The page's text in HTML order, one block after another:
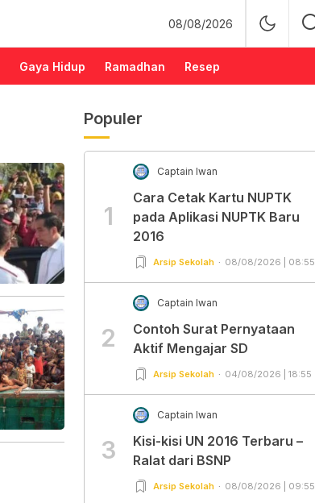
08/08/2026
Gaya Hidup Ramadhan Resep
Populer
1
Captain Iwan
Cara Cetak Kartu NUPTK
pada Aplikasi NUPTK Baru
2016
Arsip Sekolah 08/08/2026 | 08:55
2
Captain Iwan
Contoh Surat Pernyataan
Aktif Mengajar SD
Arsip Sekolah 04/08/2026 | 18:55
3
Captain Iwan
Kisi-kisi UN 2016 Terbaru –
Ralat dari BSNP
Arsip Sekolah 08/08/2026 | 09:55